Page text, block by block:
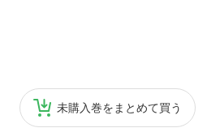
未購入巻をまとめて買う